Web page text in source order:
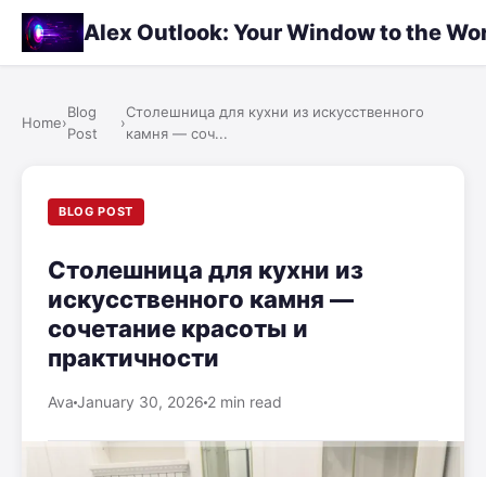
Alex Outlook: Your Window to the
Home›
Blog
Post
›
Столешница для кухни из искусственного
камня — соч...
BLOG POST
Столешница для кухни из
искусственного камня —
сочетание красоты и
практичности
Ava January 30, 2026 2 min read